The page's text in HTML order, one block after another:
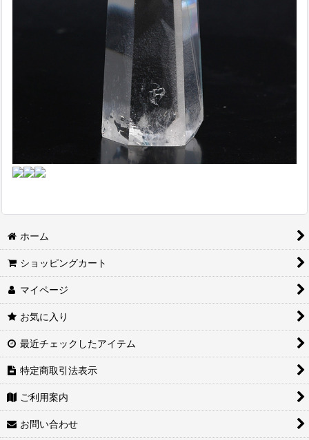
ホーム
ショッピングカート
マイページ
お気に入り
最近チェックしたアイテム
特定商取引法表示
ご利用案内
お問い合わせ